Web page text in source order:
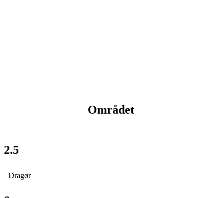
Området
2.5
Dragør